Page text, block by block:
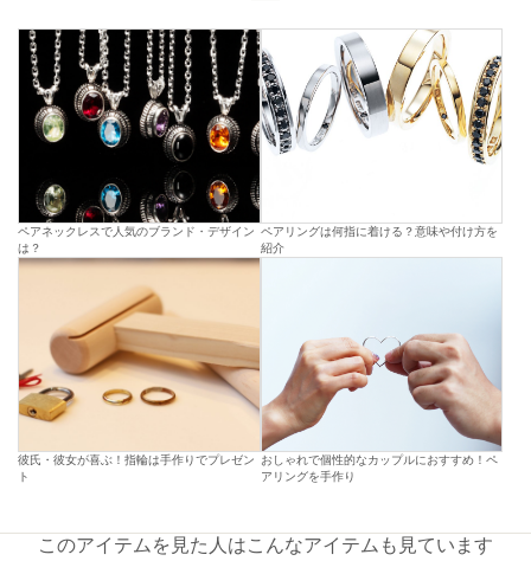
ペアネックレスで人気のブランド・デザイン
は？
ペアリングは何指に着ける？意味や付け方を
紹介
彼氏・彼女が喜ぶ！指輪は手作りでプレゼン
ト
おしゃれで個性的なカップルにおすすめ！ペ
アリングを手作り
このアイテムを見た人はこんなアイテムも見ています